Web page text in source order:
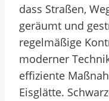
dass Straßen,
geräumt und
regelmäßige
moderner
effiziente
Eisglätte.